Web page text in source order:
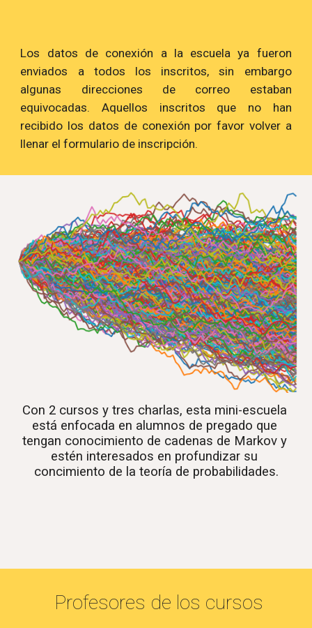
Los datos de conexión a la escuela ya fueron
enviados a todos los inscritos, sin embargo
algunas direcciones de correo estaban
equivocadas. Aquellos inscritos que no han
recibido los datos de conexión por favor volver a
llenar el formulario de inscripción.
Con 2 cursos y tres charlas, esta mini-escuela
está enfocada en alumnos de pregado que
tengan conocimiento de cadenas de Markov y
estén interesados en profundizar su
concimiento de la teoría de probabilidades.
Profesores de los cursos